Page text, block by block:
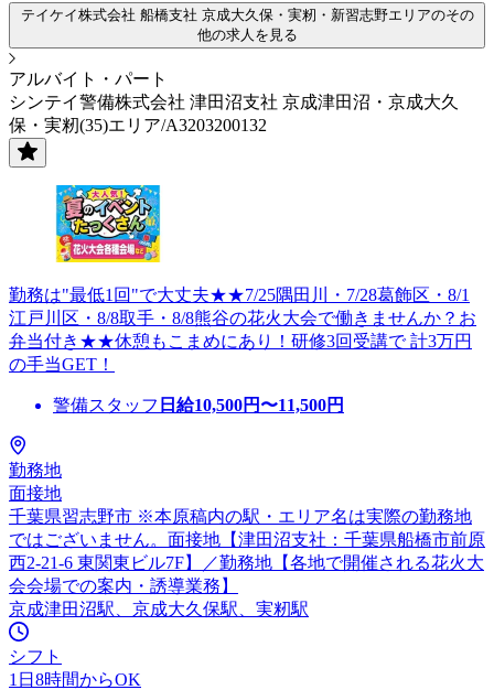
テイケイ株式会社 船橋支社 京成大久保・実籾・新習志野エリアのその
他の求人を見る
アルバイト・パート
シンテイ警備株式会社 津田沼支社 京成津田沼・京成大久
保・実籾(35)エリア/A3203200132
勤務は"最低1回"で大丈夫★★7/25隅田川・7/28葛飾区・8/1
江戸川区・8/8取手・8/8熊谷の花火大会で働きませんか？お
弁当付き★★休憩もこまめにあり！研修3回受講で 計3万円
の手当GET！
警備スタッフ 日給10,500円〜11,500円
勤務地
面接地
千葉県習志野市 ※本原稿内の駅・エリア名は実際の勤務地
ではございません。面接地【津田沼支社：千葉県船橋市前原
西2-21-6 東関東ビル7F】／勤務地【各地で開催される花火大
会会場での案内・誘導業務】
京成津田沼駅、京成大久保駅、実籾駅
シフト
1日8時間からOK